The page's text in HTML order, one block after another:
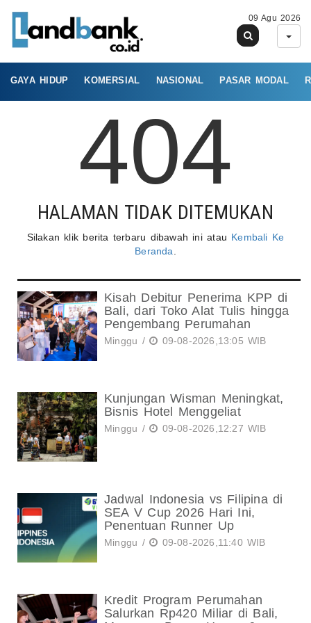
09 Agu 2026
GAYA HIDUP KOMERSIAL NASIONAL PASAR MODAL
404
HALAMAN TIDAK DITEMUKAN
Silakan klik berita terbaru dibawah ini atau Kembali Ke
Beranda
Kisah Debitur Penerima KPP di
Bali, dari Toko Alat Tulis hingga
Pengembang Perumahan
Minggu / 09-08-2026,13:05 WIB
Kunjungan Wisman Meningkat,
Bisnis Hotel Menggeliat
Minggu / 09-08-2026,12:27 WIB
Jadwal Indonesia vs Filipina di
SEA V Cup 2026 Hari Ini,
Penentuan Runner Up
Minggu / 09-08-2026,11:40 WIB
Kredit Program Perumahan
Salurkan Rp420 Miliar di Bali,